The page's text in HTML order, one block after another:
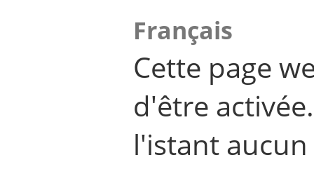
Français
Cette page
d'être
l'istant